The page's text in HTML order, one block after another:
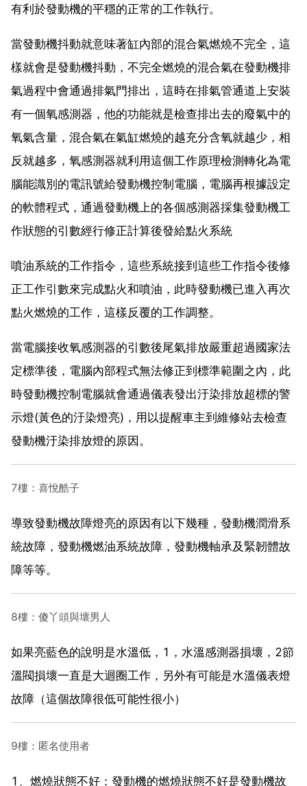
有利於發動機的平穩的正常的工作執行。
當發動機抖動就意味著缸內部的混合氣燃燒不完全，這
樣就會是發動機抖動，不完全燃燒的混合氣在發動機排
氣過程中會通過排氣門排出，這時在排氣管通道上安裝
有一個氧感測器，他的功能就是檢查排出去的廢氣中的
氧氣含量，混合氣在氣缸燃燒的越充分含氧就越少，相
反就越多，氧感測器就利用這個工作原理檢測轉化為電
腦能識別的電訊號給發動機控制電腦，電腦再根據設定
的軟體程式，通過發動機上的各個感測器採集發動機工
作狀態的引數經行修正計算後發給點火系統
噴油系統的工作指令，這些系統接到這些工作指令後修
正工作引數來完成點火和噴油，此時發動機已進入再次
點火燃燒的工作，這樣反覆的工作調整。
當電腦接收氧感測器的引數後尾氣排放嚴重超過國家法
定標準後，電腦內部程式無法修正到標準範圍之內，此
時發動機控制電腦就會通過儀表發出汙染排放超標的警
示燈(黃色的汙染燈亮)，用以提醒車主到維修站去檢查
發動機汙染排放燈的原因。
7樓：喜悅酷子
導致發動機故障燈亮的原因有以下幾種，發動機潤滑系
統故障，發動機燃油系統故障，發動機軸承及緊韌體故
障等等。
8樓：傻丫頭與壞男人
如果亮藍色的說明是水溫低，1，水溫感測器損壞，2節
溫閥損壞一直是大迴圈工作，另外有可能是水溫儀表燈
故障（這個故障很低可能性很小）
9樓：匿名使用者
1、燃燒狀態不好：發動機的燃燒狀態不好是發動機故